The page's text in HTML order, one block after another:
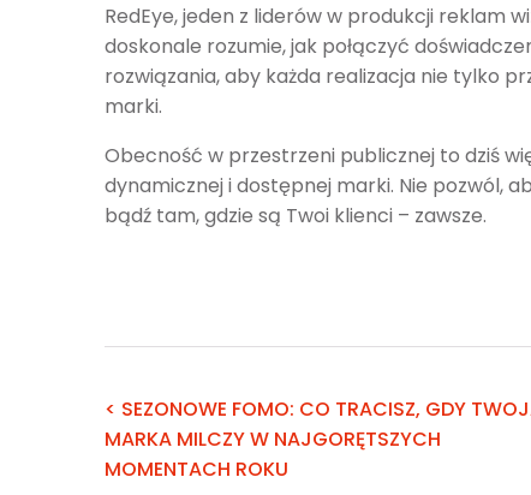
RedEye, jeden z liderów w produkcji reklam
doskonale rozumie, jak połączyć
rozwiązania, aby każda realizacja nie tylko
marki.
Obecność w przestrzeni publicznej to dziś
dynamicznej i dostępnej marki. Nie pozwól,
bądź tam, gdzie są Twoi klienci – zawsze.
< SEZONOWE FOMO: CO TRACISZ, GDY
MARKA MILCZY W NAJGORĘTSZYCH
MOMENTACH ROKU